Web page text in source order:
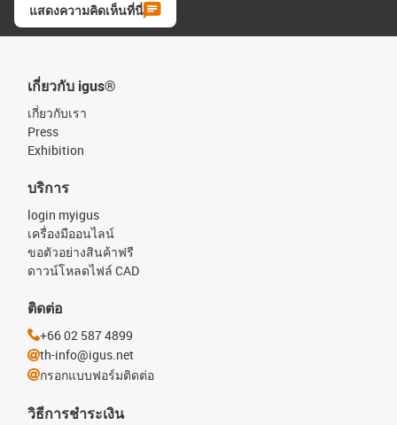
แสดงความคิดเห็นที่นี่
เกี่ยวกับ igus®
เกี่ยวกับเรา
Press
Exhibition
วิธีการชำระเงิน
บริการ
login myigus
เครื่องมืออนไลน์
ขอตัวอย่างสินค้าฟรี
ดาวน์โหลดไฟล์ CAD
ติดต่อ
+66 02 587 4899
th-info@igus.net
กรอกแบบฟอร์มติดต่อ